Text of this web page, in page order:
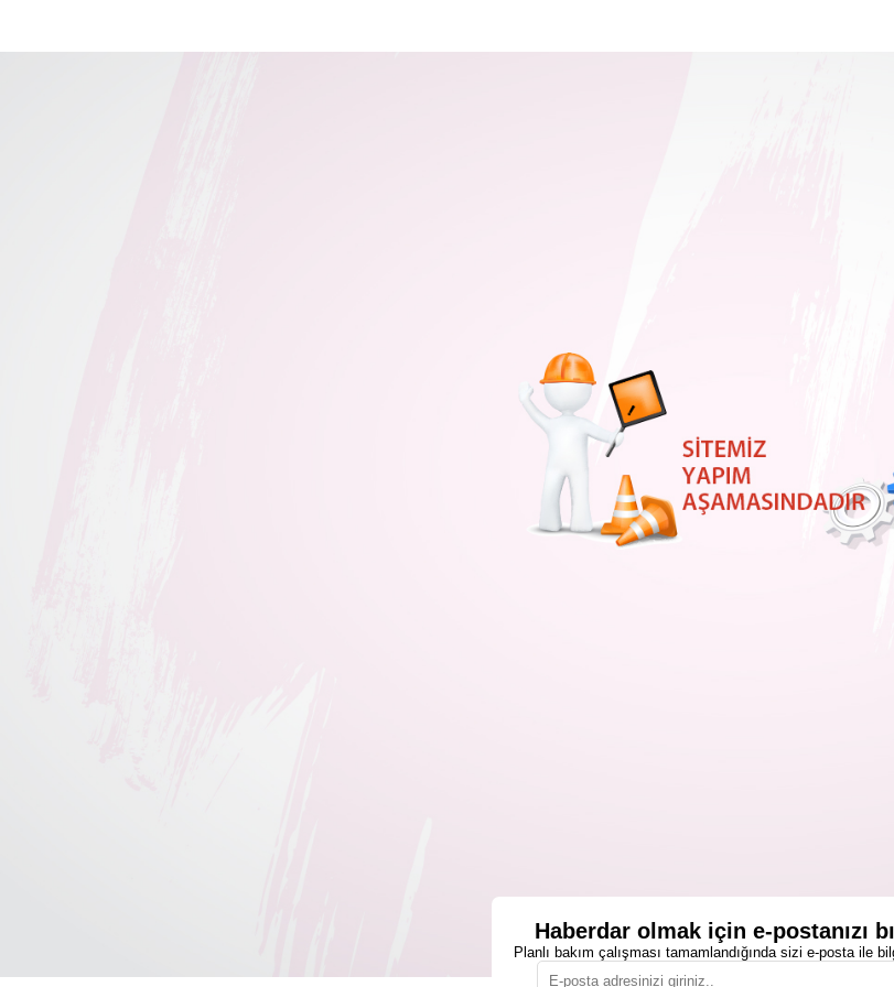
Haberdar olmak için e-postanızı
Planlı bakım çalışması tamamlandığında sizi e-posta ile